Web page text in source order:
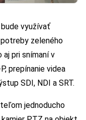
využívať
zeleného
aj pri snímaní v
prepínanie videa
SDI, NDI a SRT.
jednoducho